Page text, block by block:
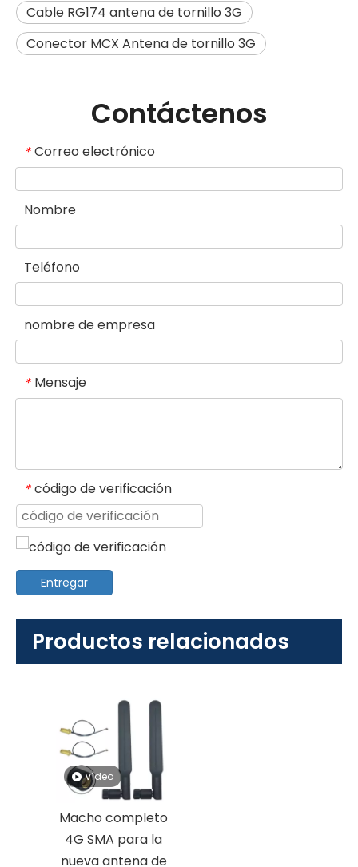
Cable RG174 antena de tornillo 3G
Conector MCX Antena de tornillo 3G
Contáctenos
* Correo electrónico
Nombre
Teléfono
nombre de empresa
* Mensaje
* código de verificación
Entregar
Productos relacionados
vídeo
Macho completo
4G SMA para la
nueva antena de